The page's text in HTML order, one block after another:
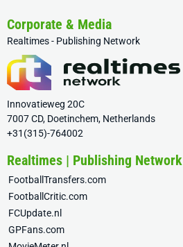
Corporate & Media
Realtimes - Publishing Network
Innovatieweg 20C
7007 CD, Doetinchem, Netherlands
+31(315)-764002
Realtimes | Publishing Network
FootballTransfers.com
FootballCritic.com
FCUpdate.nl
GPFans.com